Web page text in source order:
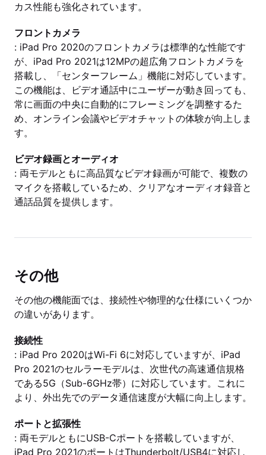
カス性能も強化されています。
フロントカメラ
: iPad Pro 2020のフロントカメラは標準的な性能です
が、iPad Pro 2021は12MPの超広角フロントカメラを
搭載し、「センターフレーム」機能に対応しています。
この機能は、ビデオ通話中にユーザーが動き回っても、
常に画面の中央に自動的にフレーミングを調整するた
め、オンライン会議やビデオチャットの体験が向上しま
す。
ビデオ録画とオーディオ
: 両モデルともに高品質なビデオ録画が可能で、複数の
マイクを搭載しているため、クリアなオーディオ録音と
通話品質を提供します。
その他
その他の機能面では、接続性や物理的な仕様にいくつか
の違いがあります。
接続性
: iPad Pro 2020はWi-Fi 6に対応していますが、iPad
Pro 2021のセルラーモデルは、次世代の高速通信規格
である5G（Sub-6GHz帯）に対応しています。これに
より、外出先でのデータ通信速度が大幅に向上します。
ポートと拡張性
: 両モデルともにUSB-Cポートを搭載していますが、
iPad Pro 2021のポートはThunderbolt/USB4に対応し